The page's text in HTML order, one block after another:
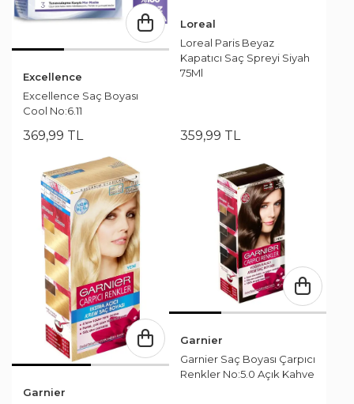
Excellence
Excellence Saç Boyası
Cool No:6.11
369,99 TL
Loreal
Loreal Paris Beyaz
Kapatıcı Saç Spreyi Siyah
75Ml
359,99 TL
Garnier
Garnier
Garnier Saç Boyası Çarpıcı
Renkler No:5.0 Açık Kahve